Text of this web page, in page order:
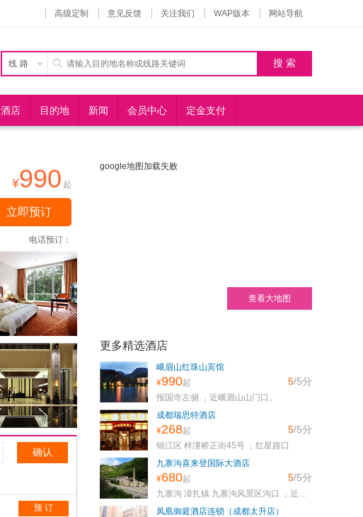
高级定制 意见反馈 关注我们 WAP版本 网站导航
线路
酒店 目的地 新闻 会员中心 定金支付
¥990 起
立即预订
电话预订：
预 订
google地图加载失败
查看大地图
更多精选酒店
峨眉山红珠山宾馆
¥990起 5/5分
报国寺左侧 ，近峨眉山山门口。
成都瑞思特酒店
¥268起 5/5分
锦江区 梓潼桥正街45号 ，红星路口
九寨沟喜来登国际大酒店
¥680起 5/5分
九寨沟 漳扎镇 九寨沟风景区沟口 ，近景区一公里处。
凤凰御庭酒店连锁（成都太升店）